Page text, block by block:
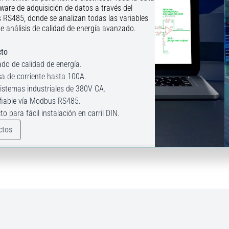
de adquisición de datos a través del
donde se analizan todas las variables
análisis de calidad de energía avanzado.
de calidad de energía.
de corriente hasta 100A.
industriales de 380V CA.
vía Modbus RS485.
para fácil instalación en carril DIN.